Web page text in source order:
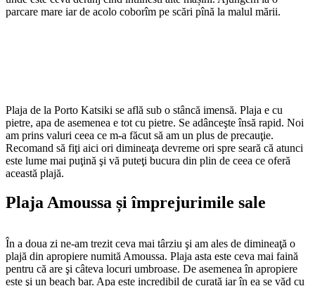
parcare mare iar de acolo coborîm pe scări pînă la malul mării.
Plaja de la Porto Katsiki se află sub o stâncă imensă. Plaja e cu
pietre, apa de asemenea e tot cu pietre. Se adânceşte însă rapid. Noi
am prins valuri ceea ce m-a făcut să am un plus de precauţie.
Recomand să fiţi aici ori dimineaţa devreme ori spre seară că atunci
este lume mai puţină şi vă puteţi bucura din plin de ceea ce oferă
această plajă.
Plaja Amoussa și împrejurimile sale
În a doua zi ne-am trezit ceva mai târziu şi am ales de dimineaţă o
plajă din apropiere numită Amoussa. Plaja asta este ceva mai faină
pentru că are şi câteva locuri umbroase. De asemenea în apropiere
este şi un beach bar. Apa este incredibil de curată iar în ea se văd cu